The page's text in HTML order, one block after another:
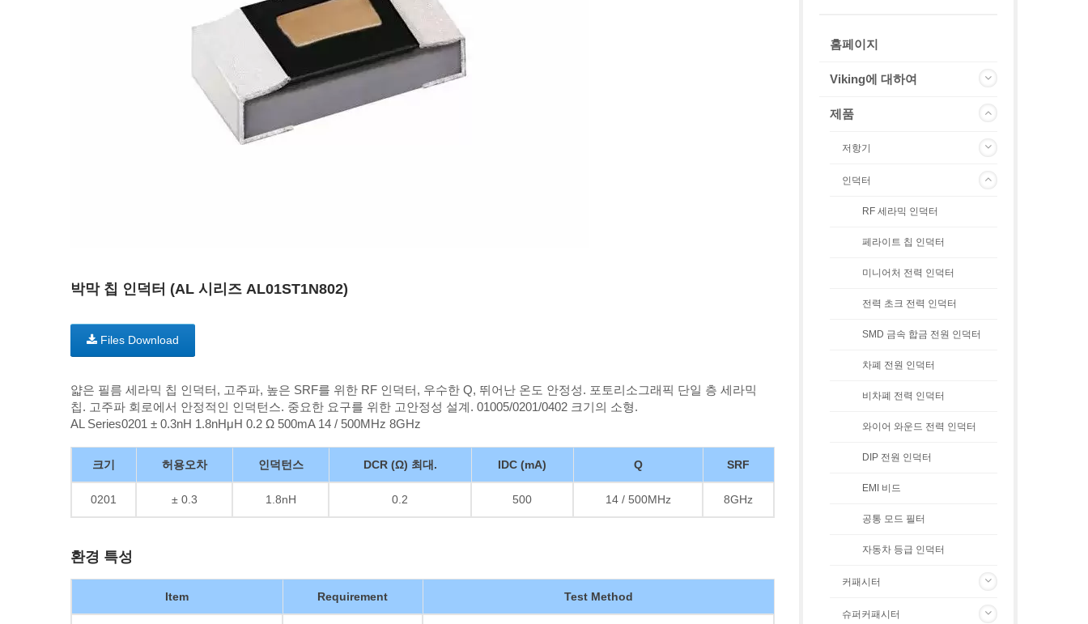
박막 칩 인덕터 (AL 시리즈 AL01ST1N802)
Files Download
얇은 필름 세라믹 칩 인덕터, 고주파, 높은 SRF를 위한 RF 인덕터, 우수한 Q, 뛰어난 온도 안정성. 포토리소그래픽 단일 층 세라믹
칩. 고주파 회로에서 안정적인 인덕턴스. 중요한 요구를 위한 고안정성 설계. 01005/0201/0402 크기의 소형.
AL Series0201 ± 0.3nH 1.8nHμH 0.2 Ω 500mA 14 / 500MHz 8GHz
크기 허용오차 인덕턴스 DCR (Ω) 최대. IDC (mA) Q SRF
0201 ± 0.3 1.8nH 0.2 500 14 / 500MHz 8GHz
환경 특성
Item Requirement Test Method
홈페이지
Viking에 대하여
제품
저항기
인덕터
RF 세라믹 인덕터
페라이트 칩 인덕터
미니어처 전력 인덕터
전력 초크 전력 인덕터
SMD 금속 합금 전원 인덕터
차폐 전원 인덕터
비차폐 전력 인덕터
와이어 와운드 전력 인덕터
DIP 전원 인덕터
EMI 비드
공통 모드 필터
자동차 등급 인덕터
커패시터
슈퍼커패시터